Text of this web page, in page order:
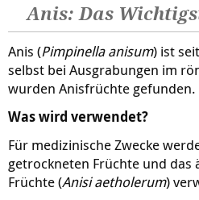
Anis: Das
Anis (Pimpinella anisum) ist
selbst bei Ausgrabungen im
wurden Anisfrüchte gefunden.
Was wird verwendet?
Für medizinische Zwecke
getrockneten Früchte und das
Früchte (Anisi aetholerum)